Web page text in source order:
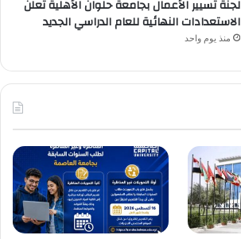
لجنة تسيير الأعمال بجامعة حلوان الأهلية تعلن
الاستعدادات النهائية للعام الدراسي الجديد
منذ يوم واحد